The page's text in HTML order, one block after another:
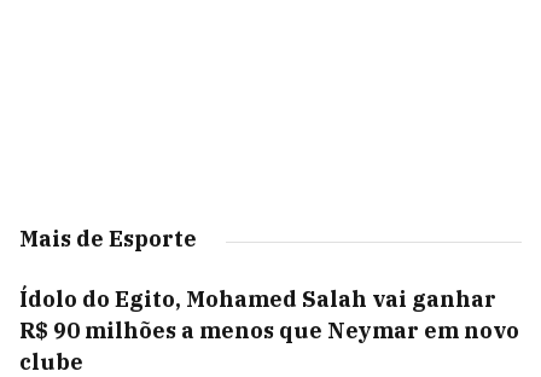
Mais de Esporte
Ídolo do Egito, Mohamed Salah vai ganhar
R$ 90 milhões a menos que Neymar em novo
clube